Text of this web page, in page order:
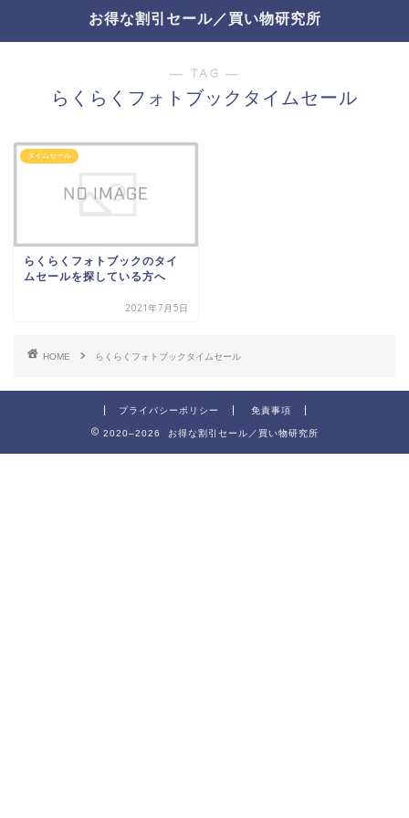
お得な割引セール／買い物研究所
― TAG ―
らくらくフォトブックタイムセール
タイムセール
らくらくフォトブックのタイ
ムセールを探している方へ
2021年7月5日
HOME らくらくフォトブックタイムセール
プライバシーポリシー 免責事項
2020–2026 お得な割引セール／買い物研究所